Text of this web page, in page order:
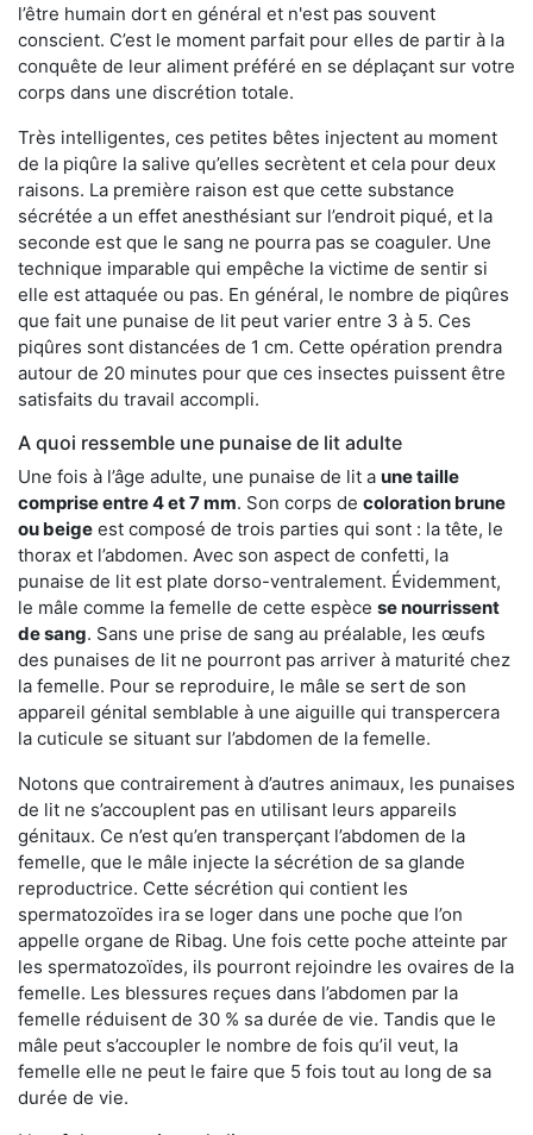
l’être humain dort en général et n'est pas souvent
conscient. C’est le moment parfait pour elles de partir à la
conquête de leur aliment préféré en se déplaçant sur votre
corps dans une discrétion totale.
Très intelligentes, ces petites bêtes injectent au moment
de la piqûre la salive qu’elles secrètent et cela pour deux
raisons. La première raison est que cette substance
sécrétée a un effet anesthésiant sur l’endroit piqué, et la
seconde est que le sang ne pourra pas se coaguler. Une
technique imparable qui empêche la victime de sentir si
elle est attaquée ou pas. En général, le nombre de piqûres
que fait une punaise de lit peut varier entre 3 à 5. Ces
piqûres sont distancées de 1 cm. Cette opération prendra
autour de 20 minutes pour que ces insectes puissent être
satisfaits du travail accompli.
A quoi ressemble une punaise de lit adulte
Une fois à l’âge adulte, une punaise de lit a une taille
comprise entre 4 et 7 mm. Son corps de coloration brune
ou beige est composé de trois parties qui sont : la tête, le
thorax et l’abdomen. Avec son aspect de confetti, la
punaise de lit est plate dorso-ventralement. Évidemment,
le mâle comme la femelle de cette espèce se nourrissent
de sang. Sans une prise de sang au préalable, les œufs
des punaises de lit ne pourront pas arriver à maturité chez
la femelle. Pour se reproduire, le mâle se sert de son
appareil génital semblable à une aiguille qui transpercera
la cuticule se situant sur l’abdomen de la femelle.
Notons que contrairement à d’autres animaux, les punaises
de lit ne s’accouplent pas en utilisant leurs appareils
génitaux. Ce n’est qu’en transperçant l’abdomen de la
femelle, que le mâle injecte la sécrétion de sa glande
reproductrice. Cette sécrétion qui contient les
spermatozoïdes ira se loger dans une poche que l’on
appelle organe de Ribag. Une fois cette poche atteinte par
les spermatozoïdes, ils pourront rejoindre les ovaires de la
femelle. Les blessures reçues dans l’abdomen par la
femelle réduisent de 30 % sa durée de vie. Tandis que le
mâle peut s’accoupler le nombre de fois qu’il veut, la
femelle elle ne peut le faire que 5 fois tout au long de sa
durée de vie.